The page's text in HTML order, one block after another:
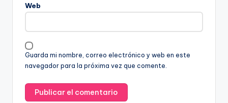
Web
Guarda mi nombre, correo electrónico y web en este
navegador para la próxima vez que comente.